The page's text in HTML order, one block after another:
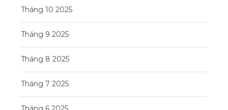
Tháng 10 2025
Tháng 9 2025
Tháng 8 2025
Tháng 7 2025